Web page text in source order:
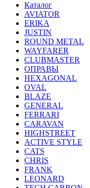
Каталог
AVIATOR
ERIKA
JUSTIN
ROUND METAL
WAYFARER
CLUBMASTER
ОПРАВЫ
HEXAGONAL
OVAL
BLAZE
GENERAL
FERRARI
CARAVAN
HIGHSTREET
ACTIVE STYLE
CATS
CHRIS
FRANK
LEONARD